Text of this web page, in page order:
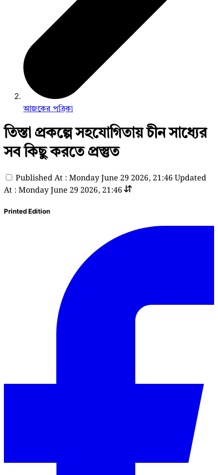
আজকের পত্রিকা
তিস্তা প্রকল্পে সহযোগিতায় চীন সাধ্যের
সব কিছু করতে প্রস্তুত
Published At : Monday June 29 2026, 21:46 Updated
At : Monday June 29 2026, 21:46
Printed Edition